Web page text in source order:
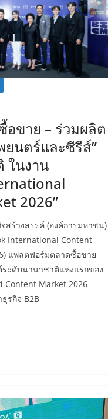
อขาย – ร่วมผลิต
ยนตร์และซีรีส์”
ในงาน
2026”
สร้างสรรค์ (องค์การมหาชน)
International Content
แพลตฟอร์มตลาดซื้อขาย
ระดับนานาชาติแห่งแรกของ
Content Market 2026
ธุรกิจ B2B